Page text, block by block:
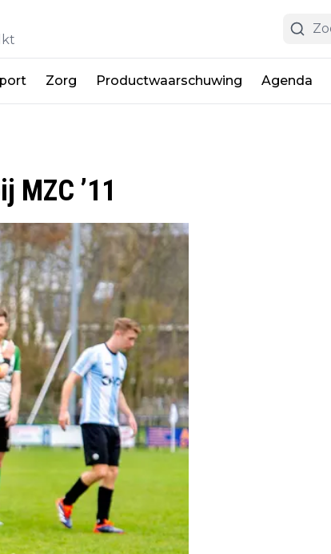
Zorg Productwaarschuwing Agenda
MZC ’11